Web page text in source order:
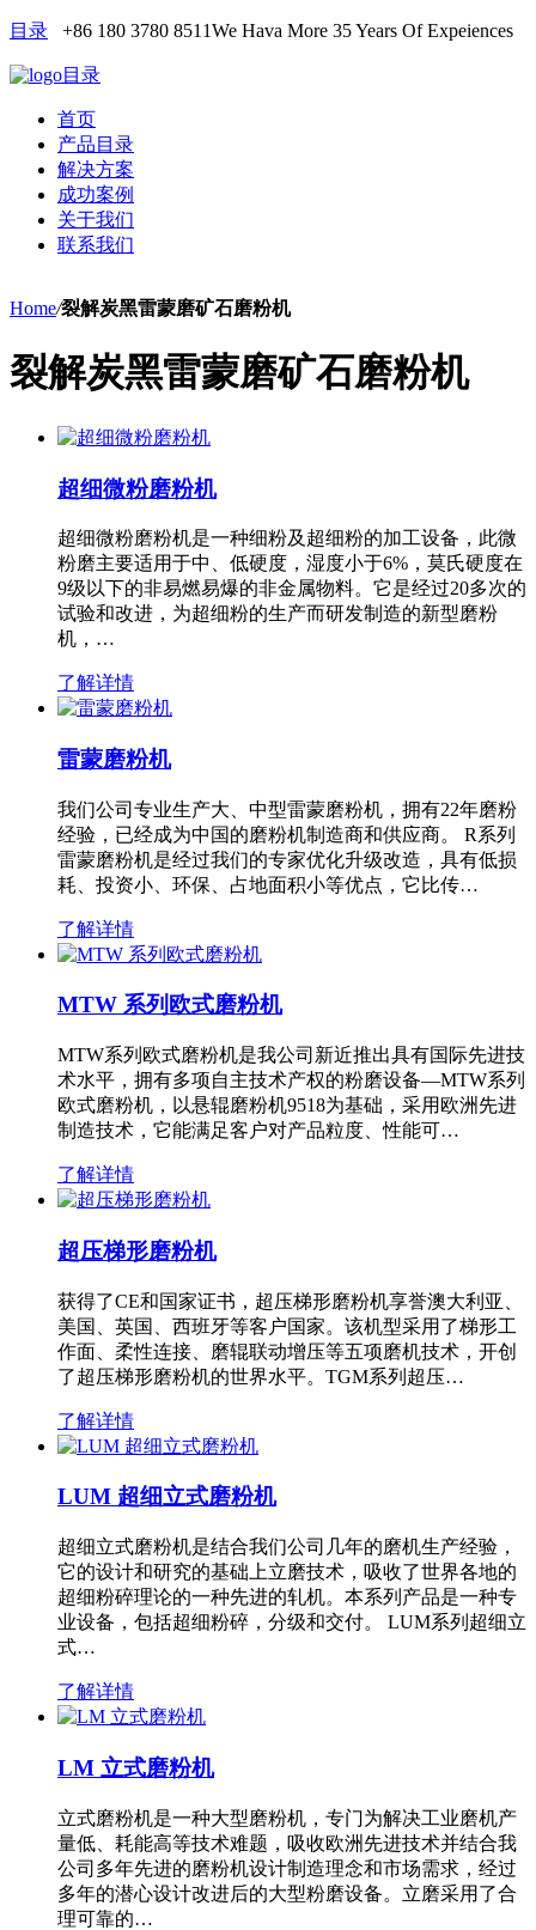
目录 +86 180 3780 8511We Hava More 35 Years Of Expeiences
目录
首页
产品目录
解决方案
成功案例
关于我们
联系我们
Home/裂解炭黑雷蒙磨矿石磨粉机
裂解炭黑雷蒙磨矿石磨粉机
超细微粉磨粉机
超细微粉磨粉机是一种细粉及超细粉的加工设备，此微
粉磨主要适用于中、低硬度，湿度小于6%，莫氏硬度在
9级以下的非易燃易爆的非金属物料。它是经过20多次的
试验和改进，为超细粉的生产而研发制造的新型磨粉
机，…
了解详情
雷蒙磨粉机
我们公司专业生产大、中型雷蒙磨粉机，拥有22年磨粉
经验，已经成为中国的磨粉机制造商和供应商。 R系列
雷蒙磨粉机是经过我们的专家优化升级改造，具有低损
耗、投资小、环保、占地面积小等优点，它比传…
了解详情
MTW 系列欧式磨粉机
MTW系列欧式磨粉机是我公司新近推出具有国际先进技
术水平，拥有多项自主技术产权的粉磨设备—MTW系列
欧式磨粉机，以悬辊磨粉机9518为基础，采用欧洲先进
制造技术，它能满足客户对产品粒度、性能可…
了解详情
超压梯形磨粉机
获得了CE和国家证书，超压梯形磨粉机享誉澳大利亚、
美国、英国、西班牙等客户国家。该机型采用了梯形工
作面、柔性连接、磨辊联动增压等五项磨机技术，开创
了超压梯形磨粉机的世界水平。TGM系列超压…
了解详情
LUM 超细立式磨粉机
超细立式磨粉机是结合我们公司几年的磨机生产经验，
它的设计和研究的基础上立磨技术，吸收了世界各地的
超细粉碎理论的一种先进的轧机。本系列产品是一种专
业设备，包括超细粉碎，分级和交付。 LUM系列超细立
式…
了解详情
LM 立式磨粉机
立式磨粉机是一种大型磨粉机，专门为解决工业磨机产
量低、耗能高等技术难题，吸收欧洲先进技术并结合我
公司多年先进的磨粉机设计制造理念和市场需求，经过
多年的潜心设计改进后的大型粉磨设备。立磨采用了合
理可靠的…